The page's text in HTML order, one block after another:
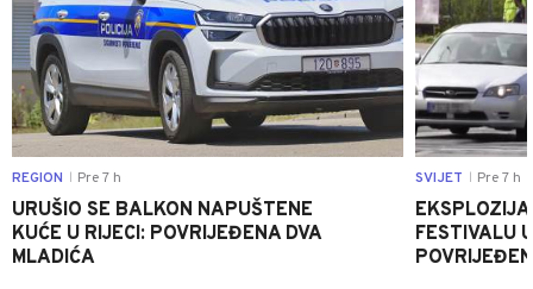
REGION Pre 7 h
URUŠIO SE BALKON NAPUŠTENE
KUĆE U RIJECI: POVRIJEĐENA DVA
MLADIĆA
SVIJET Pre 7 h
FESTIVALU